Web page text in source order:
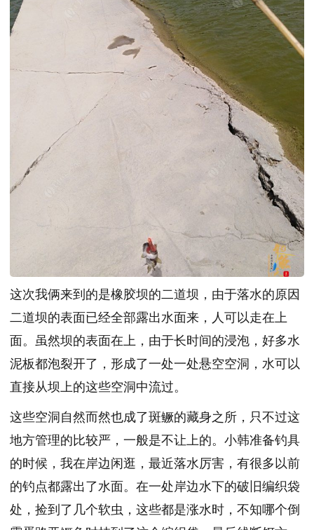
这次我俩来到的是橡胶坝的二道坝，由于落水的原因
二道坝的表面已经全部露出水面来，人可以走在上
面。虽然坝的表面在上，由于长时间的浸泡，好多水
泥板都泡裂开了，形成了一处一处悬空空洞，水可以
直接从坝上的这些空洞中流过。
这些空洞自然而然也成了斑鳜的藏身之所，只不过这
地方管理的比较严，一般是不让上的。小韩准备钓具
的时候，我在岸边闲逛，最近落水厉害，有很多以前
的钓点都露出了水面。在一处岸边水下的破旧编织袋
处，捡到了几个软虫，这些都是涨水时，不知哪个倒